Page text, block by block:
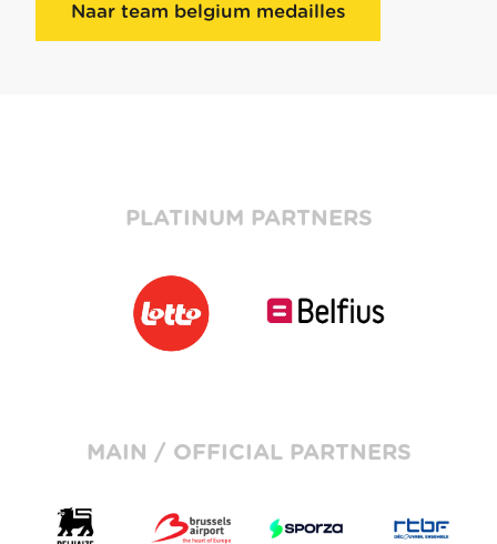
Naar team belgium medailles
PLATINUM PARTNERS
MAIN / OFFICIAL PARTNERS